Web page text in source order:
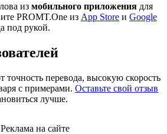
из мобильного приложения для
PROMT.One из App Store и Google
под рукой.
точность перевода, высокую скорость
с примерами. Оставьте свой отзыв
лучше.
Реклама на сайте